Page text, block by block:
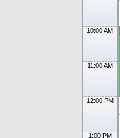
10:00 AM
11:00 AM
12:00 PM
1:00 PM